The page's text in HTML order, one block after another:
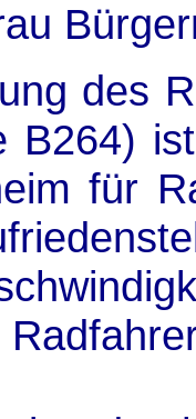
des
B264)
für